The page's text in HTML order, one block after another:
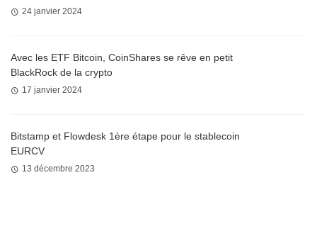
24 janvier 2024
Avec les ETF Bitcoin, CoinShares se rêve en petit
BlackRock de la crypto
17 janvier 2024
Bitstamp et Flowdesk 1ère étape pour le stablecoin
EURCV
13 décembre 2023